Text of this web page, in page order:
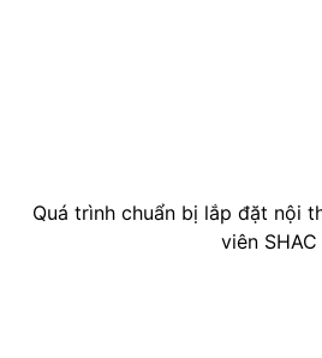
Quá trình chuẩn bị lắp đặt nội
viên SHAC